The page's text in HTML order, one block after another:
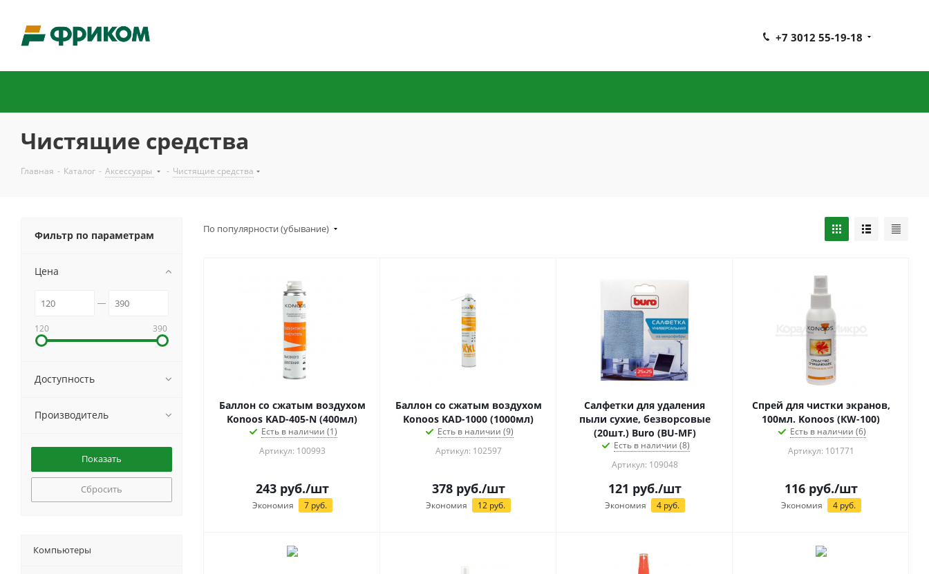
+7 3012 55-19-18
Чистящие средства
Главная - Каталог - Аксессуары - Чистящие средства
По популярности (убывание)
Баллон со сжатым воздухом
Konoos KAD-405-N (400мл)
Есть в наличии (1)
Артикул: 100993
243руб./шт
Экономия 7руб.
Баллон со сжатым воздухом
Konoos KAD-1000 (1000мл)
Есть в наличии (9)
Артикул: 102597
378руб./шт
Экономия 12 руб.
Салфетки для удаления
пыли сухие, безворсовые
(20шт.) Buro (BU-MF)
Есть в наличии (8)
Артикул: 109048
121 руб./шт
Экономия 4руб.
Спрей для чистки экранов,
100мл. Konoos (КW-100)
Есть в наличии (6)
Артикул: 101771
116руб./шт
Экономия 4руб.
Фильтр по параметрам
Цена
120 390
Доступность
Производитель
Сбросить
Компьютеры